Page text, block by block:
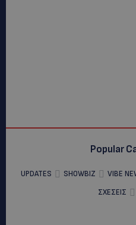
Popular
UPDATES SHOWBIZ VIBE
ΣΧΕΣΕΙΣ